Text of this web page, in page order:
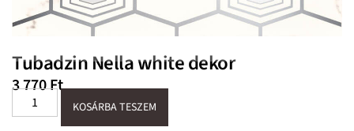
Tubadzin Nella white dekor
3 770Ft
KOSÁRBA TESZEM